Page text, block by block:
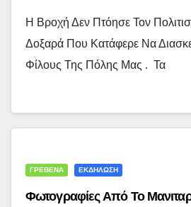
Η Βροχή Δεν Πτόησε Τον
Δοξαρά Που Κατάφερε Να
Φίλους Της Πόλης Μας . Τα
ΓΡΕΒΕΝΑ ΕΚΔΗΛΩΣΗ
Φωτογραφίες Από Το